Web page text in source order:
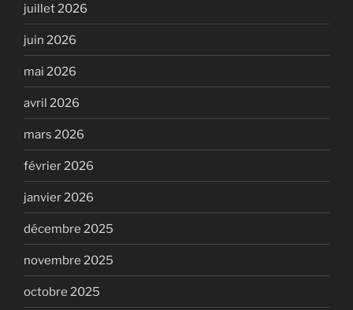
juillet 2026
juin 2026
mai 2026
avril 2026
mars 2026
février 2026
janvier 2026
décembre 2025
novembre 2025
octobre 2025